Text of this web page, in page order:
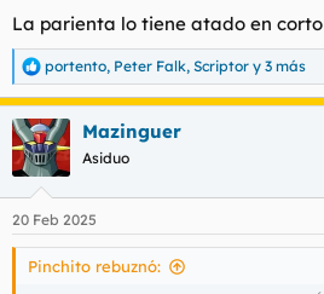
:
La parienta lo tiene atado en corto
R
e
a
c
c
i
e
s
portento, Peter Falk, Scriptor y 3 más
Mazinguer
Asiduo
20 Feb 2025
Pinchito rebuznó: